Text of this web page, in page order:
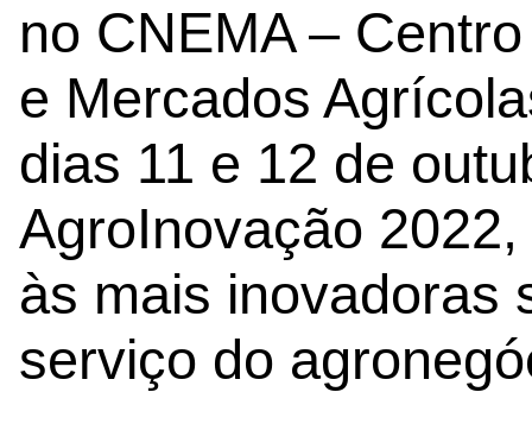
no CNEMA –
e Mercados
dias 11 e 12 de
AgroInovação
às mais inovadoras
serviço do